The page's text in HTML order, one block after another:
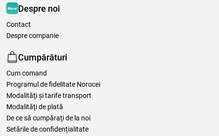
Despre noi
Contact
Despre companie
Cumpărături
Cum comand
Programul de fidelitate Norocei
Modalităţi şi tarife transport
Modalităţi de plată
De ce să cumpăraţi de la noi
Setările de confidențialitate